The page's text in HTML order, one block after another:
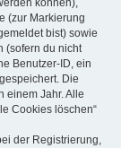
können),
(zur Markierung
bist) sowie
(sofern du nicht
Benutzer-ID, ein
Die
einem Jahr. Alle
Cookies löschen“
der Registrierung,